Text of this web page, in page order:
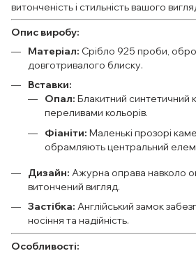
витонченість і стильність вашого
Опис виробу:
Матеріал: Срібло 925 проби,
довготривалого блиску.
Вставки:
Опал: Блакитний синтетичний
переливами кольорів.
Фіаніти: Маленькі прозорі
обрамляють центральний
Дизайн: Ажурна оправа навколо
витончений вигляд.
Застібка: Англійський замок
носіння та надійність.
Особливості: